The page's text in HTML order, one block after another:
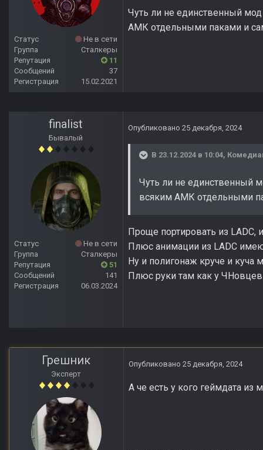
Статус
Не в сети
Группа
Сталкеры
Репутация
11
Сообщений
37
Регистрация
15.02.2021
Чуть ли не единственный
АМК отдельными паками и
finalist
Бывалый
Статус
Не в сети
Группа
Сталкеры
Репутация
51
Сообщений
141
Регистрация
06.03.2024
Опубликовано 25 декабря, 2024
В 23.12.2024 в 10:04,
Чуть ли не единственный
всяким АМК отдельными
Проще портировать из
Плюс анимации из LADC
Ну и полигонаж круче и
Плюс руки там как у
Грешник
Эксперт
Опубликовано 25 декабря, 2024
А че есть у кого геймдата из